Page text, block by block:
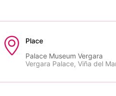
Place
Palace Museum Vergara
Vergara Palace, Viña del